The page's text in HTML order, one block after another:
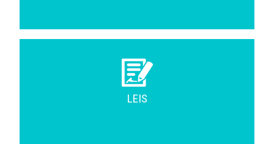
LEIS